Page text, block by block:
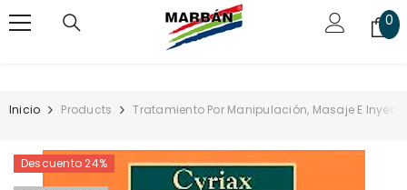
00
Inicio Products Tratamiento Por Manipulación, Masaje E
Descuento 24%